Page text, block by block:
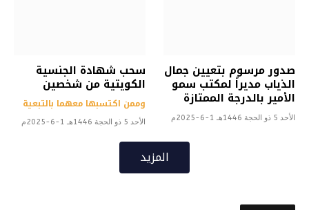
صدور مرسوم بتعيين جمال
الذياب مديراً لمكتب سمو
الأمير بالدرجة الممتازة
الأحد 5 ذو الحجة 1446هـ 1-6-2025م
سحب شهادة الجنسية
الكويتية من شخصين
وممن اكتسبها معهما بالتبعية
الأحد 5 ذو الحجة 1446هـ 1-6-2025م
المزيد